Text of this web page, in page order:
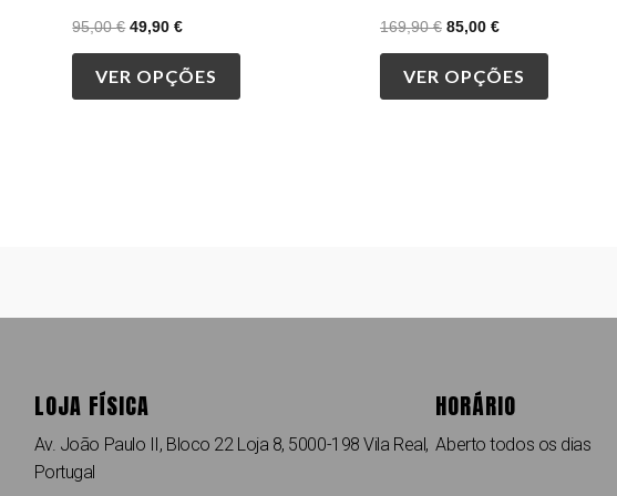
95,00€ 49,90€
VER OPÇÕES
169,90€ 85,00 €
VER OPÇÕES
LOJA FÍSICA
Av. João Paulo II, Bloco 22 Loja 8, 5000-198 Vila Real,
Portugal
HORÁRIO
Aberto todos os dias